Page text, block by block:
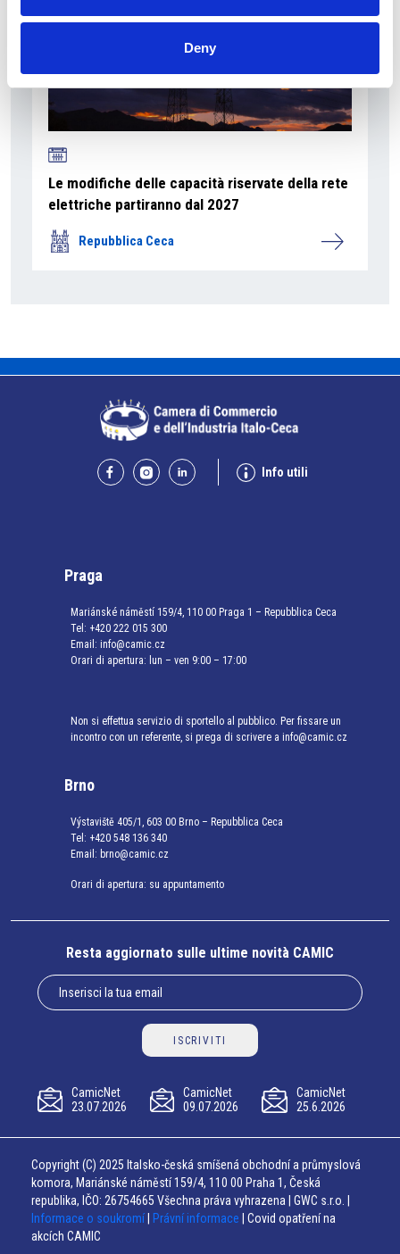
Deny
Le modifiche delle capacità riservate della rete
elettriche partiranno dal 2027
Repubblica Ceca
Info utili
Praga
Mariánské náměstí 159/4, 110 00 Praga 1 – Repubblica Ceca
Tel: +420 222 015 300
Email: info@camic.cz
Orari di apertura: lun – ven 9:00 – 17:00
Non si effettua servizio di sportello al pubblico. Per fissare un
incontro con un referente, si prega di scrivere a info@camic.cz
Brno
Výstaviště 405/1, 603 00 Brno – Repubblica Ceca
Tel: +420 548 136 340
Email: brno@camic.cz
Orari di apertura: su appuntamento
Resta aggiornato sulle ultime novità CAMIC
ISCRIVITI
CamicNet
23.07.2026
CamicNet
09.07.2026
CamicNet
25.6.2026
Copyright (C) 2025 Italsko-česká smíšená obchodní a průmyslová
komora, Mariánské náměstí 159/4, 110 00 Praha 1, Česká
republika, IČO: 26754665 Všechna práva vyhrazena | GWC s.r.o. |
Informace o soukromí
Právní informace | Covid opatření na
akcích CAMIC